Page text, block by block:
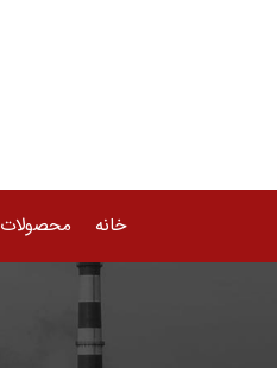
خانه محصولات